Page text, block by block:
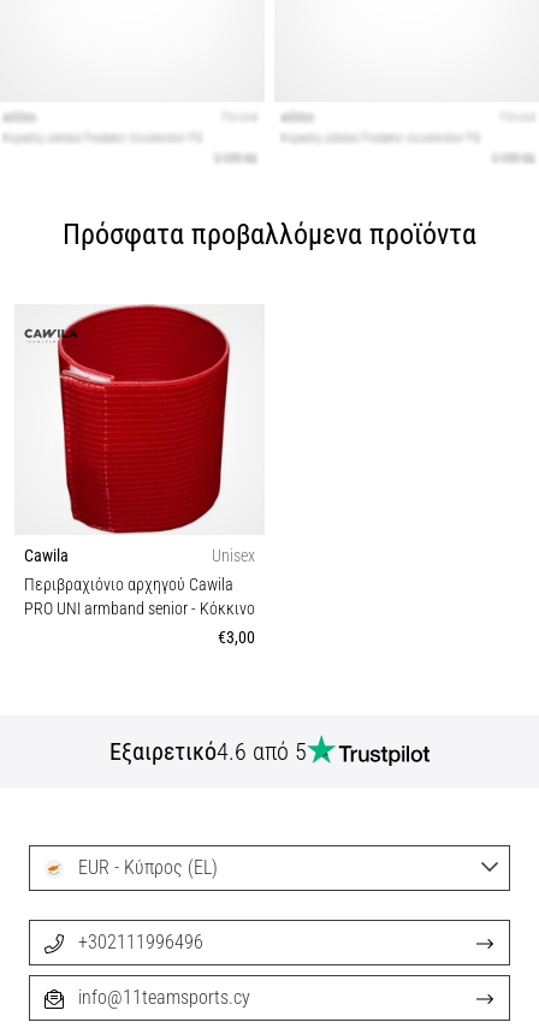
Πρόσφατα προβαλλόμενα προϊόντα
Cawila
Unisex
Περιβραχιόνιο αρχηγού Cawila
PRO UNI armband senior- Κόκκινο
€3,00
Εξαιρετικό4.6 από 5
EUR - Κύπρος (EL)
+302111996496
info@11teamsports.cy